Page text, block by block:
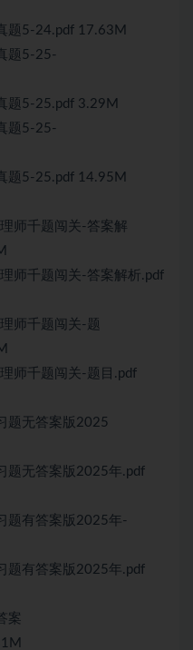
题5-24.pdf 17.63M
题5-25-
题5-25.pdf 3.29M
题5-25-
题5-25.pdf 14.95M
师千题闯关-答案解
师千题闯关-答案解析.pdf
师千题闯关-题
师千题闯关-题目.pdf
题无答案版2025
题无答案版2025年.pdf
题有答案版2025年-
题有答案版2025年.pdf
案